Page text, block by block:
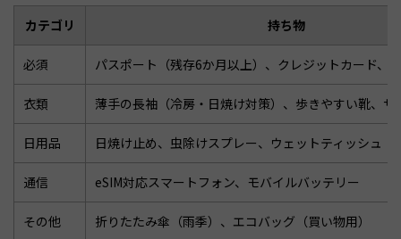
カテゴリ 持ち物
必須 パスポート（残存6か月以上）、クレジットカード、
衣類 薄手の長袖（冷房・日焼け対策）、歩きやすい靴、サ
日用品 日焼け止め、虫除けスプレー、ウェットティッシュ
通信 eSIM対応スマートフォン、モバイルバッテリー
その他 折りたたみ傘（雨季）、エコバッグ（買い物用）